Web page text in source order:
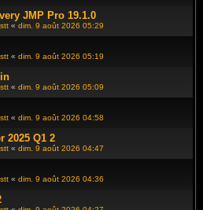
JMP Pro 19.1.0
« dim. 9 août 2026 05:29
« dim. 9 août 2026 05:19
« dim. 9 août 2026 05:09
« dim. 9 août 2026 04:58
2025 Q1 2
« dim. 9 août 2026 04:47
« dim. 9 août 2026 04:36